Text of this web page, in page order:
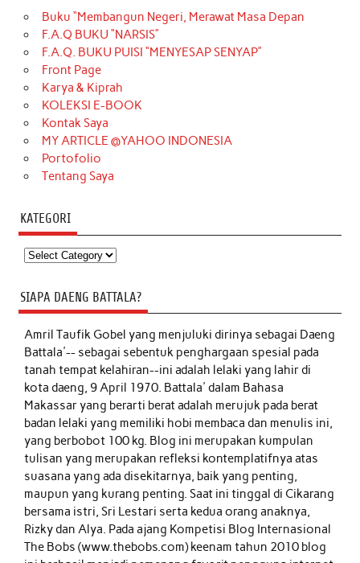
Buku “Membangun Negeri, Merawat Masa Depan
F.A.Q BUKU “NARSIS”
F.A.Q. BUKU PUISI “MENYESAP SENYAP”
Front Page
Karya & Kiprah
KOLEKSI E-BOOK
Kontak Saya
MY ARTICLE @YAHOO INDONESIA
Portofolio
Tentang Saya
KATEGORI
Kategori
SIAPA DAENG BATTALA?
Amril Taufik Gobelyang menjuluki dirinya sebagai Daeng
Battala'-- sebagai sebentuk penghargaan spesial pada
tanah tempat kelahiran--ini adalah lelaki yang lahir di
kota daeng, 9 April 1970. Battala' dalam Bahasa
Makassar yang berarti berat adalah merujuk pada berat
badan lelaki yang memiliki hobi membaca dan menulis ini,
yang berbobot 100 kg. Blog ini merupakan kumpulan
tulisan yang merupakan refleksi kontemplatifnya atas
suasana yang ada disekitarnya, baik yang penting,
maupun yang kurang penting. Saat ini tinggal di Cikarang
bersama istri, Sri Lestari serta kedua orang anaknya,
Rizky dan Alya. Pada ajang Kompetisi Blog Internasional
The Bobs (www.thebobs.com) keenam tahun 2010 blog